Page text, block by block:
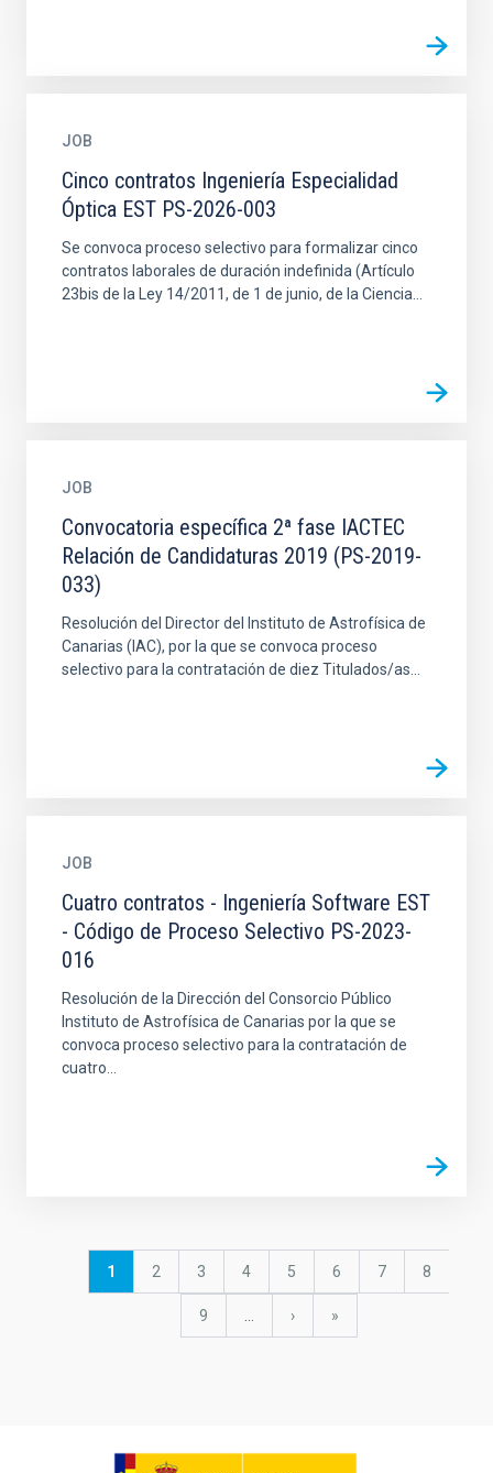
JOB
Cinco contratos Ingeniería Especialidad
Óptica EST PS-2026-003
Se convoca proceso selectivo para formalizar cinco
contratos laborales de duración indefinida (Artículo
23bis de la Ley 14/2011, de 1 de junio, de la Ciencia...
JOB
Convocatoria específica 2ª fase IACTEC
Relación de Candidaturas 2019 (PS-2019-
033)
Resolución del Director del Instituto de Astrofísica de
Canarias (IAC), por la que se convoca proceso
selectivo para la contratación de diez Titulados/as...
JOB
Cuatro contratos - Ingeniería Software EST
- Código de Proceso Selectivo PS-2023-
016
Resolución de la Dirección del Consorcio Público
Instituto de Astrofísica de Canarias por la que se
convoca proceso selectivo para la contratación de
cuatro...
Current
1 Page
2 Page
3 Page
4 Page
5 Page
6 Page
7 Page
8
Page
9
Next
›
last
»